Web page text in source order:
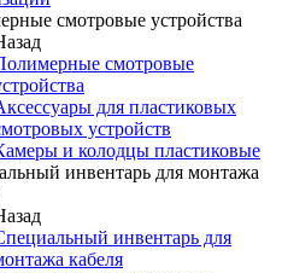
смотровые устройства
смотровые
для пластиковых
устройств
и колодцы пластиковые
инвентарь для монтажа
инвентарь для
кабеля